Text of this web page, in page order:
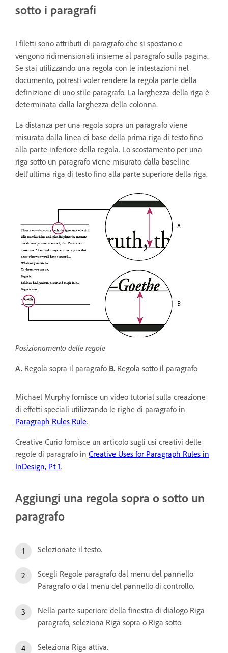
sotto i paragrafi
I filetti sono attributi di paragrafo che si spostano e
vengono ridimensionati insieme al paragrafo sulla pagina.
Se stai utilizzando una regola con le intestazioni nel
documento, potresti voler rendere la regola parte della
definizione di uno stile paragrafo. La larghezza della riga è
determinata dalla larghezza della colonna.
La distanza per una regola sopra un paragrafo viene
misurata dalla linea di base della prima riga di testo fino
alla parte inferiore della regola. Lo scostamento per una
riga sotto un paragrafo viene misurato dalla baseline
dell'ultima riga di testo fino alla parte superiore della riga.
Posizionamento delle regole
A. Regola sopra il paragrafo B. Regola sotto il paragrafo
Michael Murphy fornisce un video tutorial sulla creazione
di effetti speciali utilizzando le righe di paragrafo in
Paragraph Rules Rule.
Creative Curio fornisce un articolo sugli usi creativi delle
regole di paragrafo in Creative Uses for Paragraph Rules in
InDesign, Pt 1.
Aggiungi una regola sopra o sotto un
paragrafo
Selezionate il testo.
Scegli Regole paragrafo dal menu del pannello
Paragrafo o dal menu del pannello di controllo.
Nella parte superiore della finestra di dialogo Riga
paragrafo, seleziona Riga sopra o Riga sotto.
Seleziona Riga attiva.